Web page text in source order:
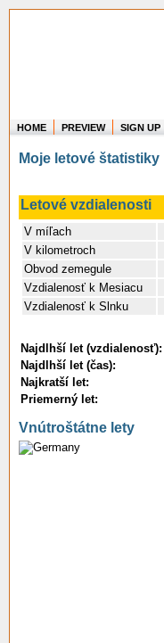
HOME PREVIEW SIGN UP
Moje letové štatistiky
Letové vzdialenosti
V míľach
V kilometroch
Obvod zemegule
Vzdialenosť k Mesiacu
Vzdialenosť k Slnku
Najdlhší let (vzdialenosť):
Najdlhší let (čas):
Najkratší let:
Priemerný let:
Vnútroštátne lety